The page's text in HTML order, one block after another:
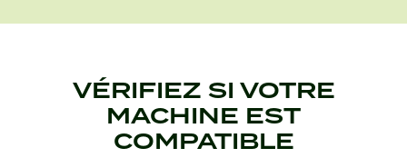
VÉRIFIEZ SI VOTRE
MACHINE EST
COMPATIBLE